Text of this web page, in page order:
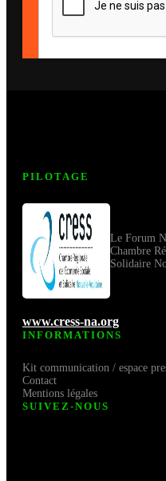
PILOTAGE
Le Forum
Chambre
Solidaire
www.cress-na.org
INFORMATIONS
Kit communication / espace
Contact
Mentions légales
SUIVEZ-NOUS